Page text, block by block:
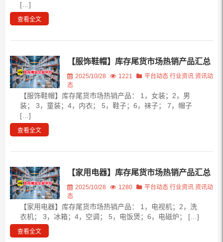
[…]
查看全文
【服饰鞋帽】库存尾货市场热销产品汇总
2025/10/28 1221 平台动态 行业资讯 资讯动
态
【服饰鞋帽】库存尾货市场热销产品： 1，女装；2，男
装； 3，童装；4，内衣； 5，鞋子；6，袜子； 7，帽子
[…]
查看全文
【家用电器】库存尾货市场热销产品汇总
2025/10/28 1280 平台动态 行业资讯 资讯动
态
【家用电器】库存尾货市场热销产品： 1，电视机；2，洗
衣机； 3，冰箱；4，空调； 5，电饭煲；6，电磁炉； […]
查看全文